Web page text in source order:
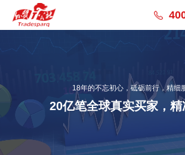
18年的不忘初心，砥砺前行，精细
20亿笔全球真实买家，精